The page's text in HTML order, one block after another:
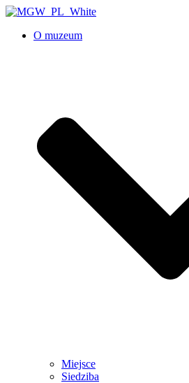
O muzeum
Miejsce
Siedziba